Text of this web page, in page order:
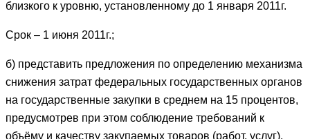
близкого к уровню, установленному до 1 января 2011г.
Срок – 1 июня 2011г.;
б) представить предложения по определению механизма
снижения затрат федеральных государственных органов
на государственные закупки в среднем на 15 процентов,
предусмотрев при этом соблюдение требований к
объёму и качеству закупаемых товаров (работ, услуг).